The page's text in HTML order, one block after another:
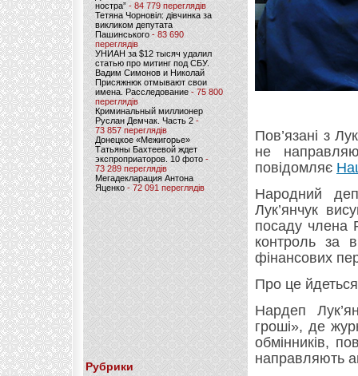
ностра” - 84 779 переглядів
Тетяна Чорновіл: дівчинка за
викликом депутата
Пашинського- 83 690
переглядів
УНИАН за $12 тысяч удалил
статью про митинг под СБУ.
Вадим Симонов и Николай
Присяжнюк отмывают свои
имена. Расследование - 75 800
переглядів
Криминальный миллионер
Руслан Демчак. Часть 2-
73 857 переглядів
Донецкое «Межигорье»
Татьяны Бахтеевой ждет
экспроприаторов. 10 фото -
73 289 переглядів
Мегадекларация Антона
Яценко - 72 091 переглядів
Рубрики
Пов’язані з
не
повідомляє
Народний
Лук’янчук
посаду члена
контроль за
фінансових
Про це
Нардеп
гроші», де
обмінників,
направляють